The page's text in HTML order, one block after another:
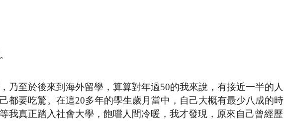
乃至於後來到海外留學，算算對年過50的我來說，有接近一半的人
要吃驚。在這20多年的學生歲月當中，自己大概有最少八成的時
我真正踏入社會大學，飽嚐人間冷暖，我才發現，原來自己曾經歷